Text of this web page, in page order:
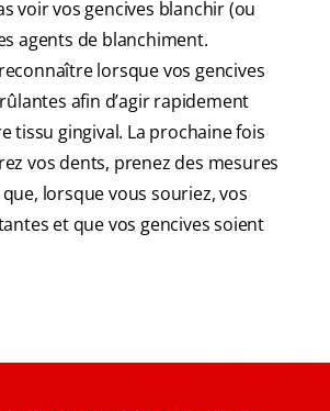
voir vos gencives blanchir (ou
agents de blanchiment.
lorsque vos gencives
afin d’agir rapidement
tissu gingival. La prochaine fois
vos dents, prenez des mesures
lorsque vous souriez, vos
et que vos gencives soient